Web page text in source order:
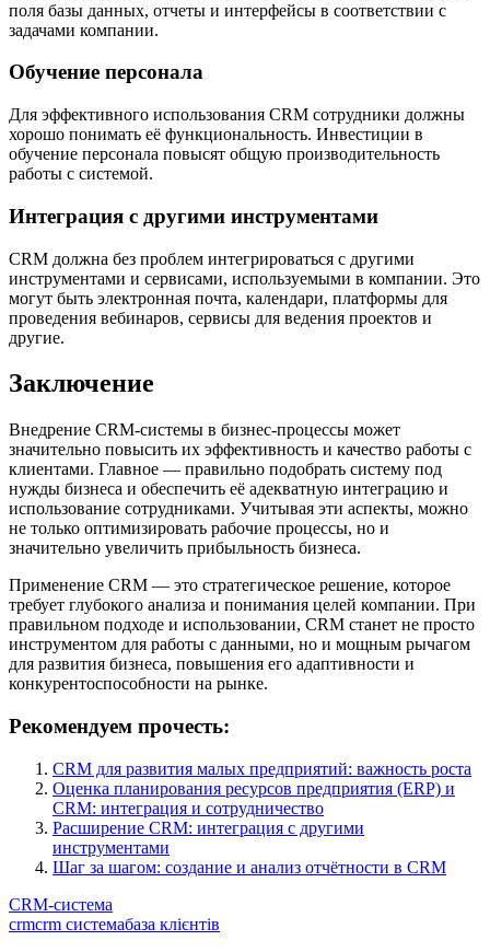
поля базы данных, отчеты и интерфейсы в соответствии с
задачами компании.
Обучение персонала
Для эффективного использования CRM сотрудники должны
хорошо понимать её функциональность. Инвестиции в
обучение персонала повысят общую производительность
работы с системой.
Интеграция с другими инструментами
CRM должна без проблем интегрироваться с другими
инструментами и сервисами, используемыми в компании. Это
могут быть электронная почта, календари, платформы для
проведения вебинаров, сервисы для ведения проектов и
другие.
Заключение
Внедрение CRM-системы в бизнес-процессы может
значительно повысить их эффективность и качество работы с
клиентами. Главное — правильно подобрать систему под
нужды бизнеса и обеспечить её адекватную интеграцию и
использование сотрудниками. Учитывая эти аспекты, можно
не только оптимизировать рабочие процессы, но и
значительно увеличить прибыльность бизнеса.
Применение CRM — это стратегическое решение, которое
требует глубокого анализа и понимания целей компании. При
правильном подходе и использовании, CRM станет не просто
инструментом для работы с данными, но и мощным рычагом
для развития бизнеса, повышения его адаптивности и
конкурентоспособности на рынке.
Рекомендуем прочесть:
CRM для развития малых предприятий: важность роста
Оценка планирования ресурсов предприятия (ERP) и
CRM: интеграция и сотрудничество
Расширение CRM: интеграция с другими
инструментами
Шаг за шагом: создание и анализ отчётности в CRM
CRM-система
crmcrm системабаза клієнтів